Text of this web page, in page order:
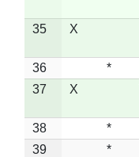
35 X
36 *
37
X
38 *
39
*